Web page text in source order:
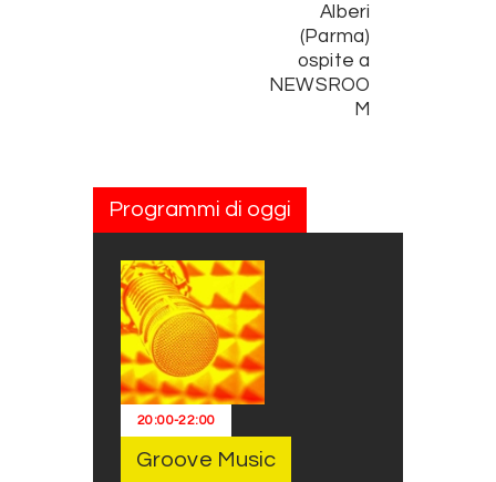
Alberi
(Parma)
ospite a
NEWSROO
M
Programmi di oggi
20:00-22:00
Groove Music